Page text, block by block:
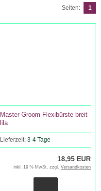
Seiten: 1
Master Groom Flexibürste breit
lila
Lieferzeit: 3-4 Tage
18,95 EUR
inkl. 19 % MwSt. zzgl. Versandkosten